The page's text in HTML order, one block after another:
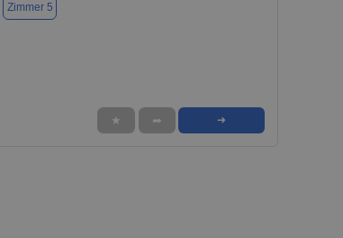
Zimmer 5
★ ➦ ➜